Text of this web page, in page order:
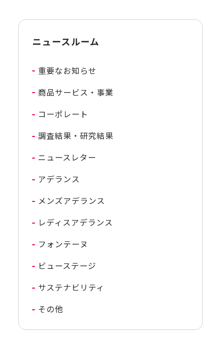
ニュースルーム
重要なお知らせ
商品サービス・事業
コーポレート
調査結果・研究結果
ニュースレター
アデランス
メンズアデランス
レディスアデランス
フォンテーヌ
ビューステージ
サステナビリティ
その他